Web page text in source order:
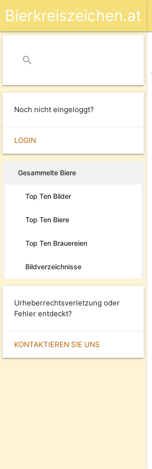
Bierkreiszeichen.at
search
Noch nicht eingeloggt?
LOGIN
Gesammelte Biere
Top Ten Bilder
Top Ten Biere
Top Ten Brauereien
Bildverzeichnisse
Urheberrechtsverletzung oder
Fehler entdeckt?
KONTAKTIEREN SIE UNS